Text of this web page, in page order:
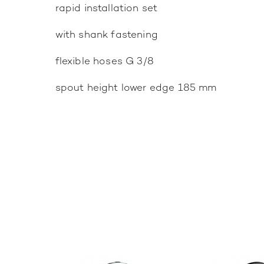
rapid installation set
with shank fastening
flexible hoses G 3/8
spout height lower edge 185 mm